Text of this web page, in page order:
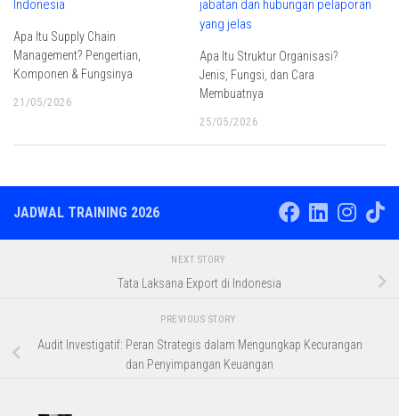
Apa Itu Supply Chain
Management? Pengertian,
Komponen & Fungsinya
21/05/2026
Apa Itu Struktur Organisasi?
Jenis, Fungsi, dan Cara
Membuatnya
25/05/2026
JADWAL TRAINING 2026
NEXT STORY
Tata Laksana Export di Indonesia
PREVIOUS STORY
Audit Investigatif: Peran Strategis dalam Mengungkap Kecurangan
dan Penyimpangan Keuangan